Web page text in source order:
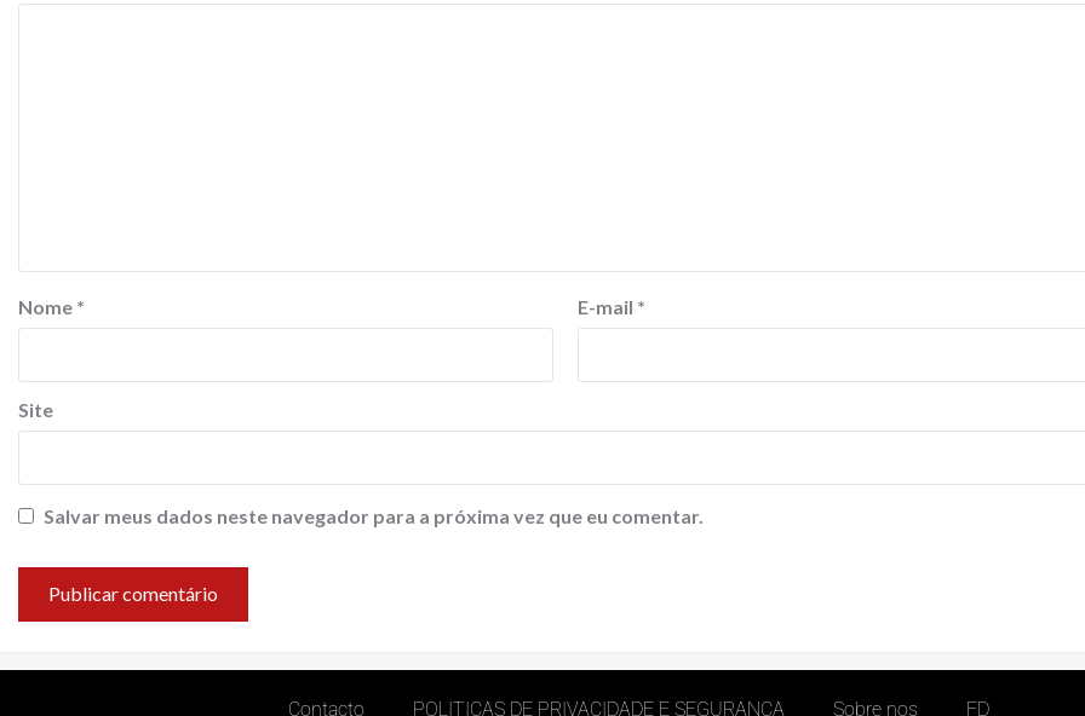
Nome * E-mail *
Site
Salvar meus dados neste navegador para a próxima vez que eu comentar.
Contacto POLITICAS DE PRIVACIDADE E SEGURANÇA Sobre nos FD